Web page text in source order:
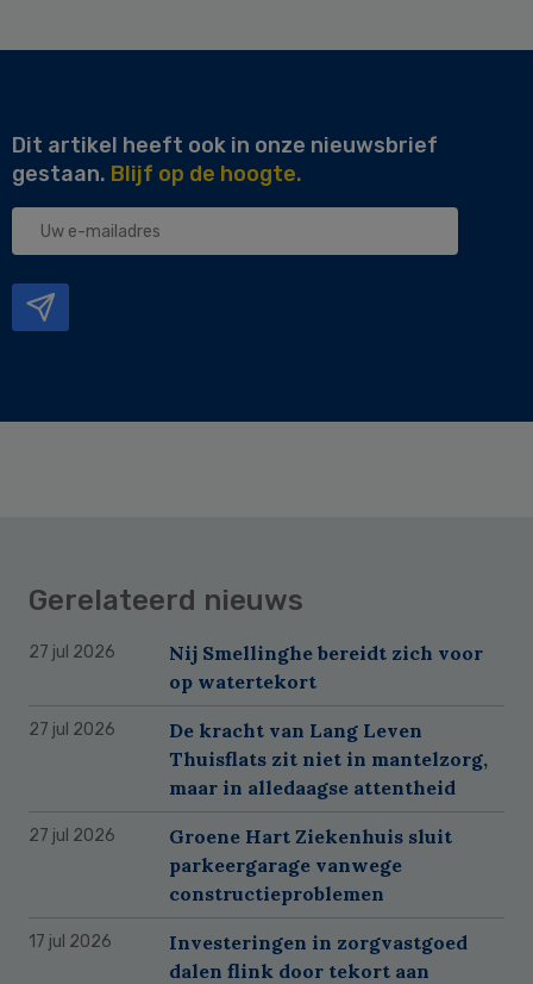
Dit artikel heeft ook in onze nieuwsbrief
gestaan. Blijf op de hoogte.
Uw
Gerelateerd nieuws
27 jul 2026
Nij Smellinghe bereidt zich voor
op watertekort
27 jul 2026
De kracht van Lang Leven
Thuisflats zit niet in mantelzorg,
maar in alledaagse attentheid
27 jul 2026
Groene Hart Ziekenhuis sluit
parkeergarage vanwege
constructieproblemen
17 jul 2026
Investeringen in zorgvastgoed
dalen flink door tekort aan